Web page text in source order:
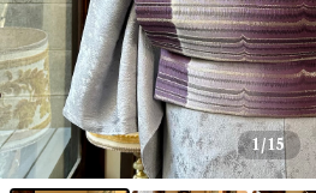
1/15